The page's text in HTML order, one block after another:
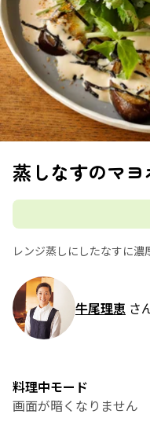
蒸しなすのマ
レンジ蒸しにしたなすに濃
牛尾理恵 さ
料理中モード
画面が暗くなりません